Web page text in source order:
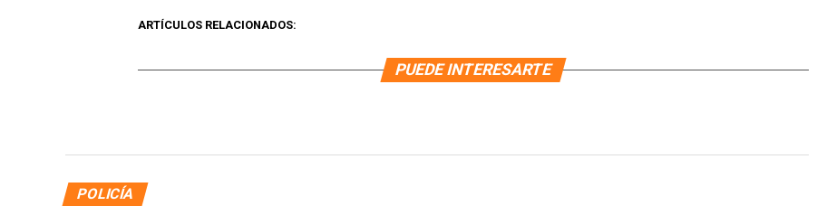
ARTÍCULOS RELACIONADOS:
PUEDE INTERESARTE
POLICÍA